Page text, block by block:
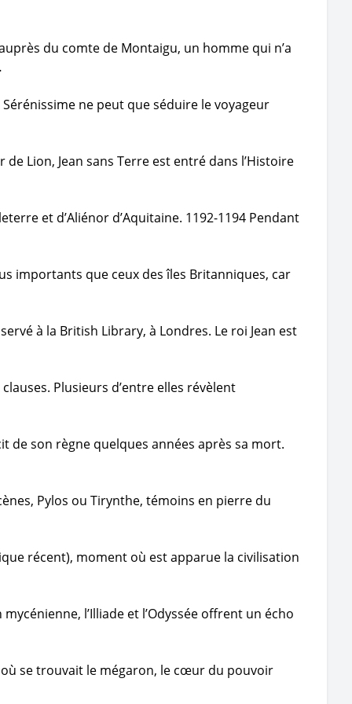
du comte de Montaigu, un homme qui n’a
ne peut que séduire le voyageur
Lion, Jean sans Terre est entré dans l’Histoire
et d’Aliénor d’Aquitaine. 1192-1194 Pendant
importants que ceux des îles Britanniques, car
à la British Library, à Londres. Le roi Jean est
Plusieurs d’entre elles révèlent
de son règne quelques années après sa mort.
Pylos ou Tirynthe, témoins en pierre du
récent), moment où est apparue la civilisation
mycénienne, l’Illiade et l’Odyssée offrent un écho
se trouvait le mégaron, le cœur du pouvoir